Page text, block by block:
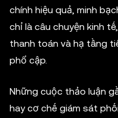
chính hiệu quả, minh
chỉ là câu chuyện kinh
thanh toán và hạ tầng
phổ cập.
Những cuộc thảo luận
hay cơ chế giám sát